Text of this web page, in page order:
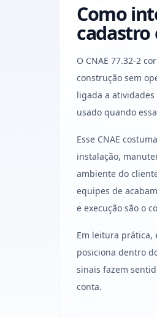
Como
cadastro
O CNAE 77.32-2
construção sem
ligada a
usado quando
Esse CNAE
instalação,
ambiente do
equipes de
e execução são o
Em leitura prática,
posiciona dentro
sinais fazem
conta.